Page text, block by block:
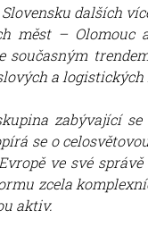
dalších
měst –
současným
a
zabývající se
se o
ve své
zcela
aktiv.